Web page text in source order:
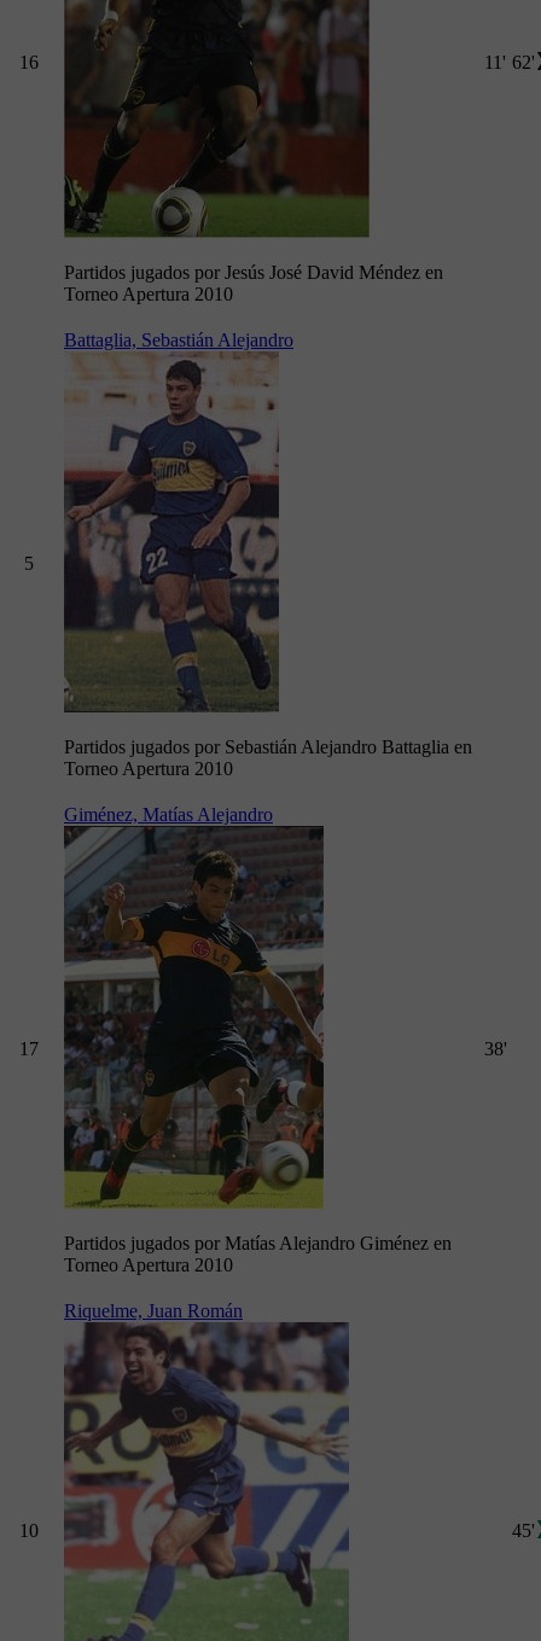
16
Partidos jugados por Jesús José David Méndez en
Torneo Apertura 2010
11' 62'
5
Battaglia, Sebastián Alejandro
Partidos jugados por Sebastián Alejandro Battaglia en
Torneo Apertura 2010
17
Giménez, Matías Alejandro
Partidos jugados por Matías Alejandro Giménez en
Torneo Apertura 2010
38'
10
Riquelme, Juan Román
45'